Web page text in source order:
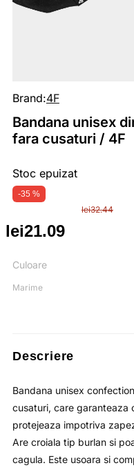
-35 %
Brand:4F
Bandana unisex
fara cusaturi / 4F
lei32.44
Prețul
inițial
a
lei32.44.
lei21.09
Prețul
curent
este:
Culoare
Marime
Stoc epuizat
Descriere
Bandana unisex
cusaturi, care garanteaza
protejeaza impotriva
Are croiala tip burlan si
cagula. Este usoara si